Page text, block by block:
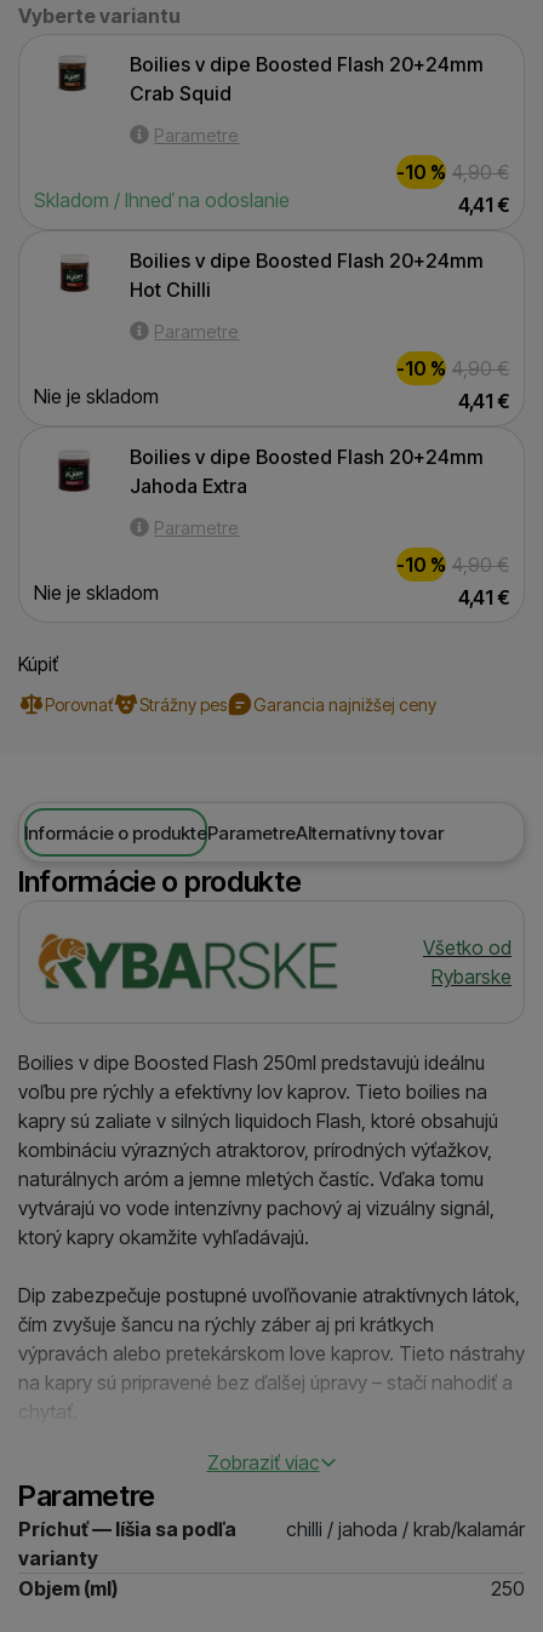
Vyberte variantu
Vyberte variantu
Boilies v dipe Boosted Flash 20+24mm
Crab Squid
Skladom / Ihneď na odoslanie
Parametre
-10 % 4,90€
4,41 €
Boilies v dipe Boosted Flash 20+24mm
Hot Chilli
Nie je skladom
Parametre
-10 % 4,90€
4,41 €
Boilies v dipe Boosted Flash 20+24mm
Jahoda Extra
Nie je skladom
Parametre
-10 % 4,90€
4,41 €
Kúpiť
Porovnať Strážny pes Garancia najnižšej ceny
Informácie o produkteParametreAlternatívny tovar
Informácie o produkte
Výrobca
Všetko od
Rybarske
Boilies v dipe Boosted Flash 250ml predstavujú ideálnu
voľbu pre rýchly a efektívny lov kaprov. Tieto boilies na
kapry sú zaliate v silných liquidoch Flash, ktoré obsahujú
kombináciu výrazných atraktorov, prírodných výťažkov,
naturálnych aróm a jemne mletých častíc. Vďaka tomu
vytvárajú vo vode intenzívny pachový aj vizuálny signál,
ktorý kapry okamžite vyhľadávajú.
Dip zabezpečuje postupné uvoľňovanie atraktívnych látok,
čím zvyšuje šancu na rýchly záber aj pri krátkych
výpravách alebo pretekárskom love kaprov. Tieto nástrahy
na kapry sú pripravené bez ďalšej úpravy – stačí nahodiť a
chytať.
V balení nájdete mix priemerov 20 mm a 24 mm, čo vám
umožní prispôsobiť sa aktuálnym podmienkam pri vode.
Menší priemer pomáha zachytať viac rýb, zatiaľ čo väčšie
boilies sú ideálne pre selekciu a lov väčších kaprov.
Zobraziť viac
Parametre
Príchuť — líšia sa podľa
varianty
chilli / jahoda / krab/kalamár
Objem (ml) 250